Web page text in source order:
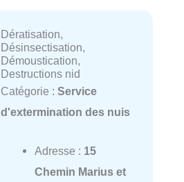
Dératisation,
Désinsectisation,
Démoustication,
Destructions nid
Catégorie : Service
d'extermination des nuis
Adresse : 15
Chemin Marius et